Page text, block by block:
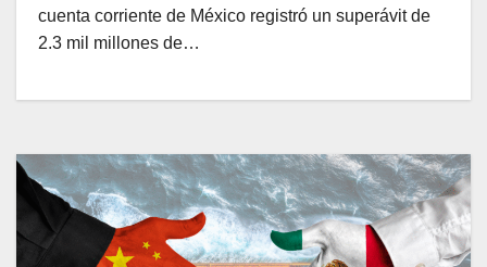
cuenta corriente de México registró un superávit de
2.3 mil millones de…